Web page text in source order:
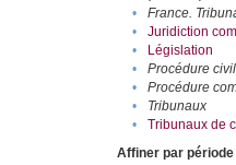
• France.
•
Juridiction
•
Législation
•
Procédure
•
Procédure
•
Tribunaux
•
Tribunaux de
Affiner par période